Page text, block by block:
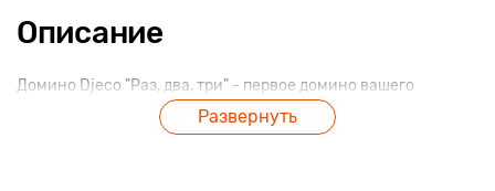
Описание
Домино Djeco "Раз, два, три" - первое домино вашего
ребенка в увлекательной игровой форме научит малыша
азам простого счета. На карточках домино изображены
Развернуть